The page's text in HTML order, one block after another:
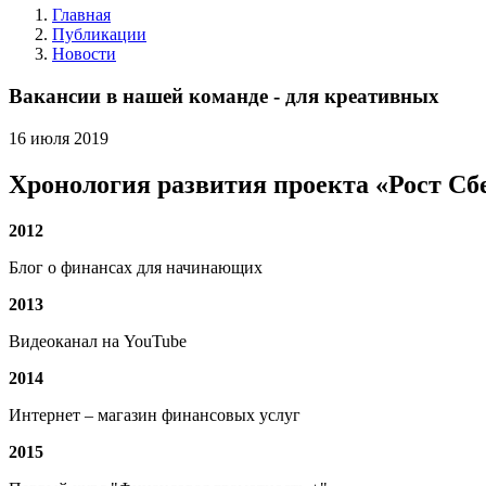
Главная
Публикации
Новости
Вакансии в нашей команде - для креативных
16 июля 2019
Хронология развития проекта «Рост
2012
Блог о финансах для начинающих
2013
Видеоканал на YouTube
2014
Интернет – магазин финансовых услуг
2015